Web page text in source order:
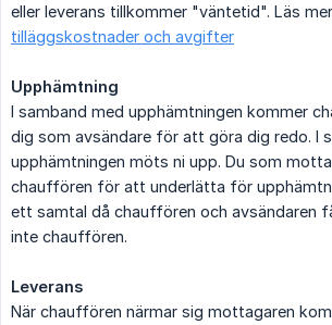
eller leverans tillkommer "väntetid". Läs
tilläggskostnader och avgifter
Upphämtning
I samband med upphämtningen kommer
dig som avsändare för att göra dig redo. I
upphämtningen möts ni upp. Du som
chauffören för att underlätta för
ett samtal då chauffören och avsändaren
inte chauffören.
Leverans
När chauffören närmar sig mottagaren